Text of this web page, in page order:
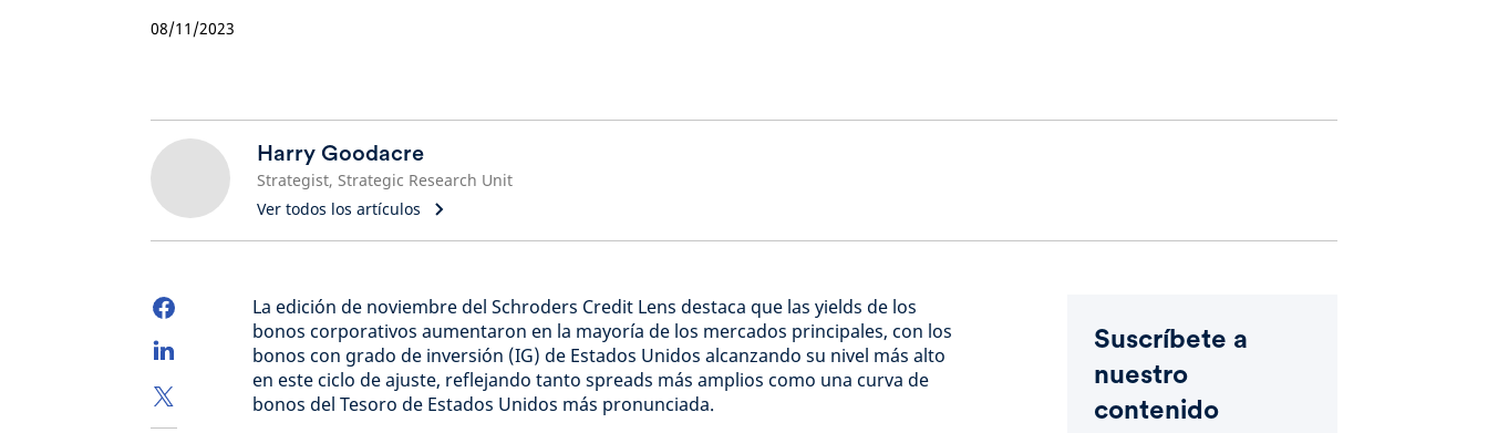
08/11/2023
Harry Goodacre
Strategist, Strategic Research Unit
Ver todos los artículos
La edición de noviembre del Schroders Credit Lens destaca que las yields de los
bonos corporativos aumentaron en la mayoría de los mercados principales, con los
bonos con grado de inversión (IG) de Estados Unidos alcanzando su nivel más alto
en este ciclo de ajuste, reflejando tanto spreads más amplios como una curva de
bonos del Tesoro de Estados Unidos más pronunciada.
Suscríbete a
nuestro
contenido